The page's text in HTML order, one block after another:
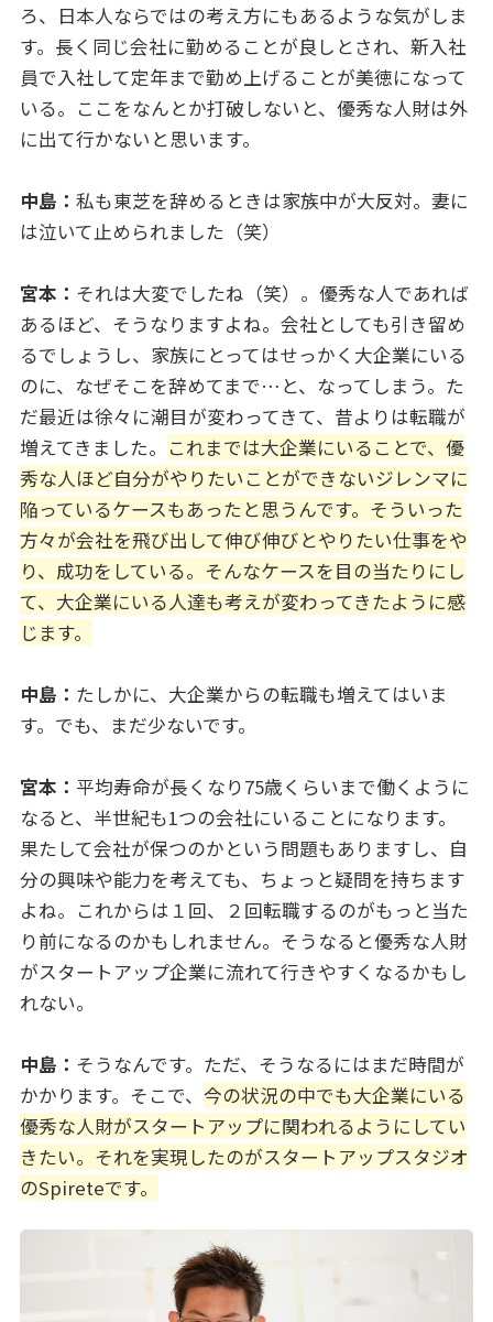
ろ、日本人ならではの考え方にもあるような気がしま
す。長く同じ会社に勤めることが良しとされ、新入社
員で入社して定年まで勤め上げることが美徳になって
いる。ここをなんとか打破しないと、優秀な人財は外
に出て行かないと思います。
中島： 私も東芝を辞めるときは家族中が大反対。妻に
は泣いて止められました（笑）
宮本： それは大変でしたね（笑）。優秀な人であれば
あるほど、そうなりますよね。会社としても引き留め
るでしょうし、家族にとってはせっかく大企業にいる
のに、なぜそこを辞めてまで…と、なってしまう。た
だ最近は徐々に潮目が変わってきて、昔よりは転職が
増えてきました。 これまでは大企業にいることで、優
秀な人ほど自分がやりたいことができないジレンマに
陥っているケースもあったと思うんです。そういった
方々が会社を飛び出して伸び伸びとやりたい仕事をや
り、成功をしている。そんなケースを目の当たりにし
て、大企業にいる人達も考えが変わってきたように感
じます。
中島： たしかに、大企業からの転職も増えてはいま
す。でも、まだ少ないです。
宮本： 平均寿命が長くなり75歳くらいまで働くように
なると、半世紀も1つの会社にいることになります。
果たして会社が保つのかという問題もありますし、自
分の興味や能力を考えても、ちょっと疑問を持ちます
よね。これからは１回、２回転職するのがもっと当た
り前になるのかもしれません。そうなると優秀な人財
がスタートアップ企業に流れて行きやすくなるかもし
れない。
中島： そうなんです。ただ、そうなるにはまだ時間が
かかります。そこで、 今の状況の中でも大企業にいる
優秀な人財がスタートアップに関われるようにしてい
きたい。それを実現したのがスタートアップスタジオ
のSpireteです。